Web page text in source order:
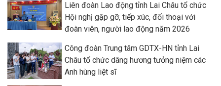
Liên đoàn Lao động tỉnh Lai Châu tổ chức
Hội nghị gặp gỡ, tiếp xúc, đối thoại với
đoàn viên, người lao động năm 2026
Công đoàn Trung tâm GDTX-HN tỉnh Lai
Châu tổ chức dâng hương tưởng niệm các
Anh hùng liệt sĩ